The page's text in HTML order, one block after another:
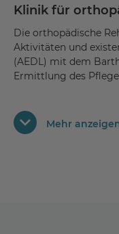
Co-Therapie
Aromapflege
Durchführung
Unterstützung bei
Umsetzung der
Fähigkeiten
Klinik für
Die orthopädische
Aktivitäten und
(AEDL) mit dem
Ermittlung des
Unser persönliches
Förderung jedes
Mehr